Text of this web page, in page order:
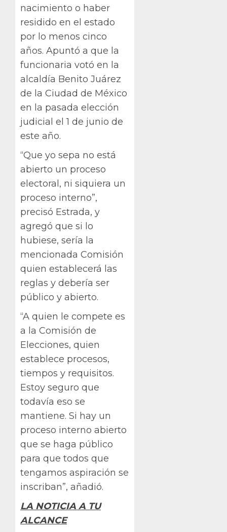
nacimiento o haber
residido en el estado
por lo menos cinco
años. Apuntó a que la
funcionaria votó en la
alcaldía Benito Juárez
de la Ciudad de México
en la pasada elección
judicial el 1 de junio de
este año.
“Que yo sepa no está
abierto un proceso
electoral, ni siquiera un
proceso interno”,
precisó Estrada, y
agregó que si lo
hubiese, sería la
mencionada Comisión
quien establecerá las
reglas y debería ser
público y abierto.
“A quien le compete es
a la Comisión de
Elecciones, quien
establece procesos,
tiempos y requisitos.
Estoy seguro que
todavía eso se
mantiene. Si hay un
proceso interno abierto
que se haga público
para que todos que
tengamos aspiración se
inscriban”, añadió.
LA NOTICIA A TU
ALCANCE